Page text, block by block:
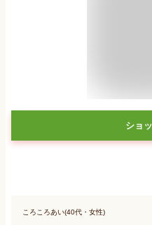
ショ
ころころあい(40代・女性)